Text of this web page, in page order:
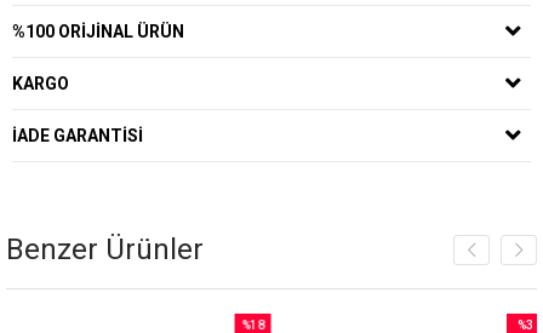
%100 ORIJINAL ÜRÜN
KARGO
İADE GARANTISI
Benzer Ürünler
%18
%3